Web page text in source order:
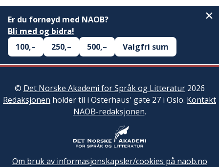
Er du fornøyd med NAOB?
Bli med og bidra!
100,–
250,– 500,– Valgfri sum
© Det Norske Akademi for Språk og Litteratur2026
Redaksjonen holder til i Osterhaus' gate 27 i Oslo. Kontakt
NAOB-redaksjonen.
Om bruk av informasjonskapsler/cookies på naob.no